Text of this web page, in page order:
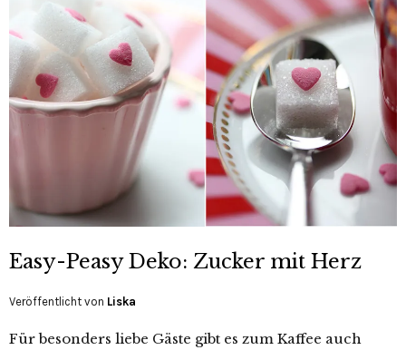
Easy-Peasy Deko: Zucker mit Herz
Veröffentlicht von Liska
Für besonders liebe Gäste gibt es zum Kaffee auch